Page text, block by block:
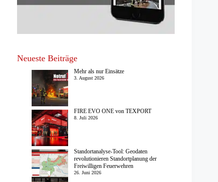
Neueste Beiträge
Mehr als nur Einsätze
3. August 2026
FIRE EVO ONE von TEXPORT
8. Juli 2026
Standortanalyse-Tool: Geodaten
revolutionieren Standortplanung der
Freiwilligen Feuerwehren
26. Juni 2026